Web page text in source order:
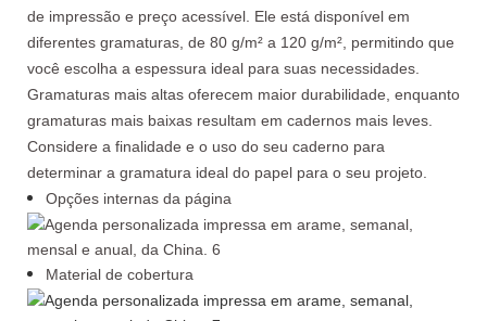
de impressão e preço acessível. Ele está disponível em
diferentes gramaturas, de 80 g/m² a 120 g/m², permitindo que
você escolha a espessura ideal para suas necessidades.
Gramaturas mais altas oferecem maior durabilidade, enquanto
gramaturas mais baixas resultam em cadernos mais leves.
Considere a finalidade e o uso do seu caderno para
determinar a gramatura ideal do papel para o seu projeto.
Opções internas da página
Material de cobertura